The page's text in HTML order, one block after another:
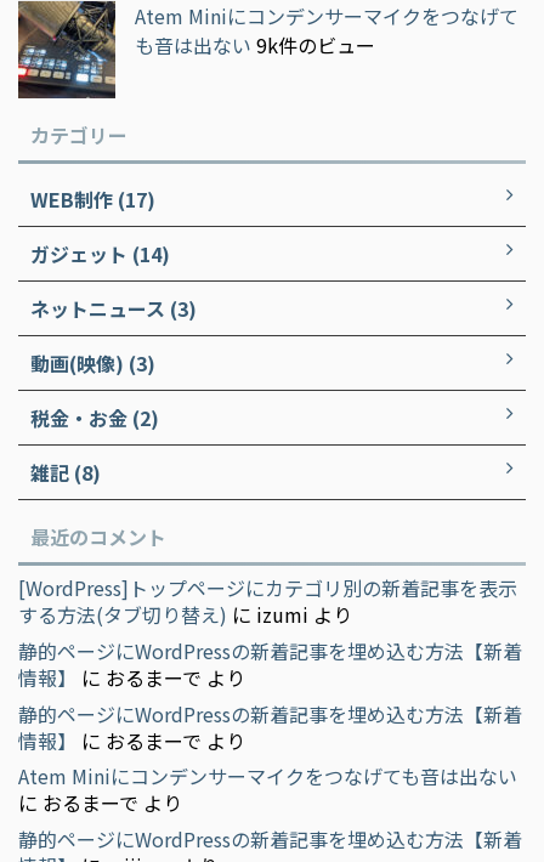
Atem Miniにコンデンサーマイクをつなげて
も音は出ない 9k件のビュー
カテゴリー
WEB制作 (17)
ガジェット (14)
ネットニュース (3)
動画(映像) (3)
税金・お金 (2)
雑記 (8)
最近のコメント
[WordPress]トップページにカテゴリ別の新着記事を表示
する方法(タブ切り替え) に izumi より
静的ページにWordPressの新着記事を埋め込む方法【新着
情報】
に おるまーで より
静的ページにWordPressの新着記事を埋め込む方法【新着
情報】
に おるまーで より
Atem Miniにコンデンサーマイクをつなげても音は出ない
に おるまーで より
静的ページにWordPressの新着記事を埋め込む方法【新着